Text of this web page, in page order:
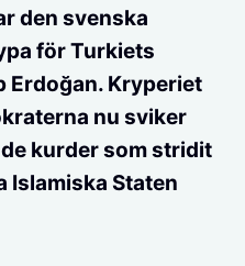
den svenska
för Turkiets
Erdoğan. Kryperiet
nu sviker
kurder som stridit
Islamiska Staten